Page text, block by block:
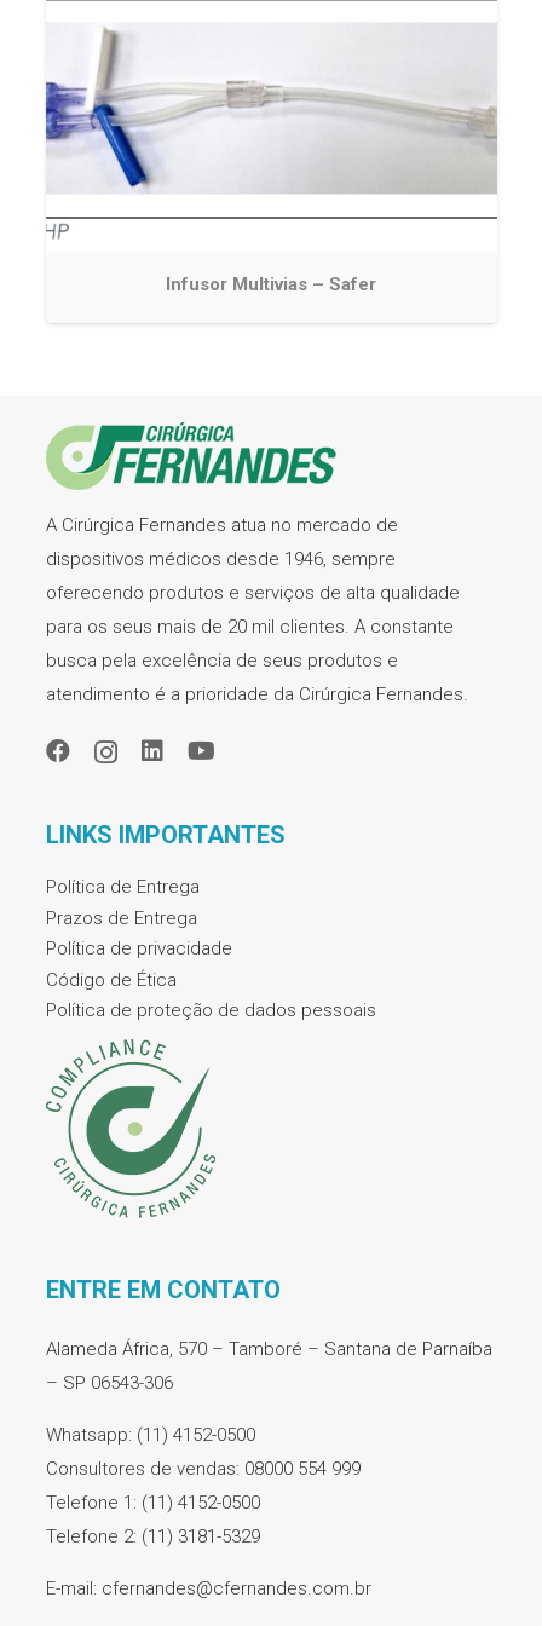
Infusor Multivias – Safer
A Cirúrgica Fernandes atua no mercado de
dispositivos médicos desde 1946, sempre
oferecendo produtos e serviços de alta qualidade
para os seus mais de 20 mil clientes. A constante
busca pela excelência de seus produtos e
atendimento é a prioridade da Cirúrgica Fernandes.
LINKS IMPORTANTES
Política de Entrega
Prazos de Entrega
Política de privacidade
Código de Ética
Política de proteção de dados pessoais
ENTRE EM CONTATO
Alameda África, 570 – Tamboré – Santana de Parnaíba
– SP 06543-306
Whatsapp: (11) 4152-0500
Consultores de vendas: 08000 554 999
Telefone 1: (11) 4152-0500
Telefone 2: (11) 3181-5329
E-mail: cfernandes@cfernandes.com.br